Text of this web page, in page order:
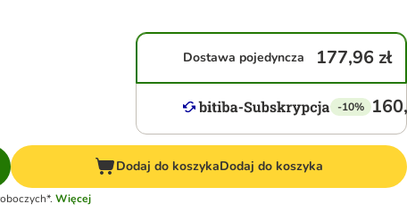
Dostawa pojedyncza 177,96 zł
-10%
Dodaj do koszykaDodaj do koszyka
Więcej